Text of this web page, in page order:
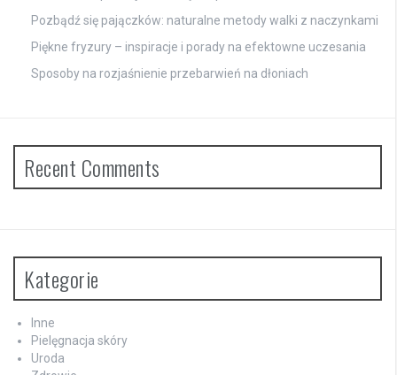
Pozbądź się pajączków: naturalne metody walki z naczynkami
Piękne fryzury – inspiracje i porady na efektowne uczesania
Sposoby na rozjaśnienie przebarwień na dłoniach
Recent Comments
Kategorie
Inne
Pielęgnacja skóry
Uroda